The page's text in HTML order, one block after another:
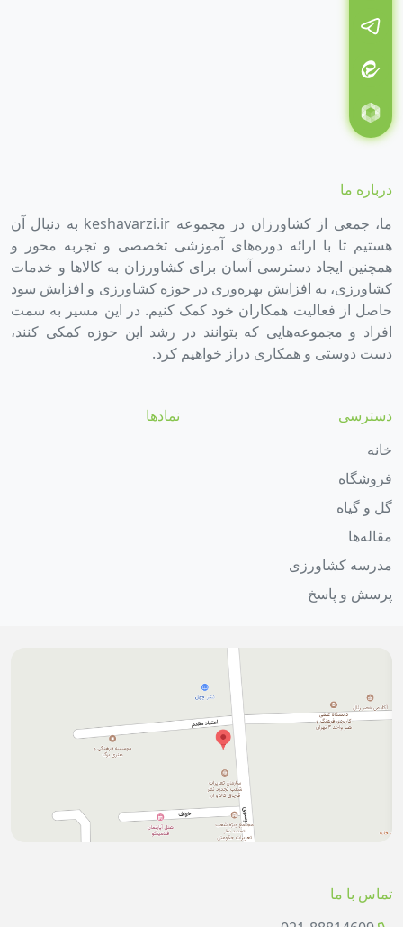
درباره ما
ما، جمعی از کشاورزان در مجموعه keshavarzi.ir به دنبال آن
هستیم تا با ارائه دوره‌های آموزشی تخصصی و تجربه محور و
همچنین ایجاد دسترسی آسان برای کشاورزان به کالاها و خدمات
کشاورزی، به افزایش بهره‌وری در حوزه کشاورزی و افزایش سود
حاصل از فعالیت همکاران خود کمک کنیم. در این مسیر به سمت
افراد و مجموعه‌هایی که بتوانند در رشد این حوزه کمکی کنند،
دست دوستی و همکاری دراز خواهیم کرد.
دسترسی
خانه
فروشگاه
گل و گیاه
مقاله‌ها
مدرسه کشاورزی
پرسش و پاسخ
نمادها
تماس با ما